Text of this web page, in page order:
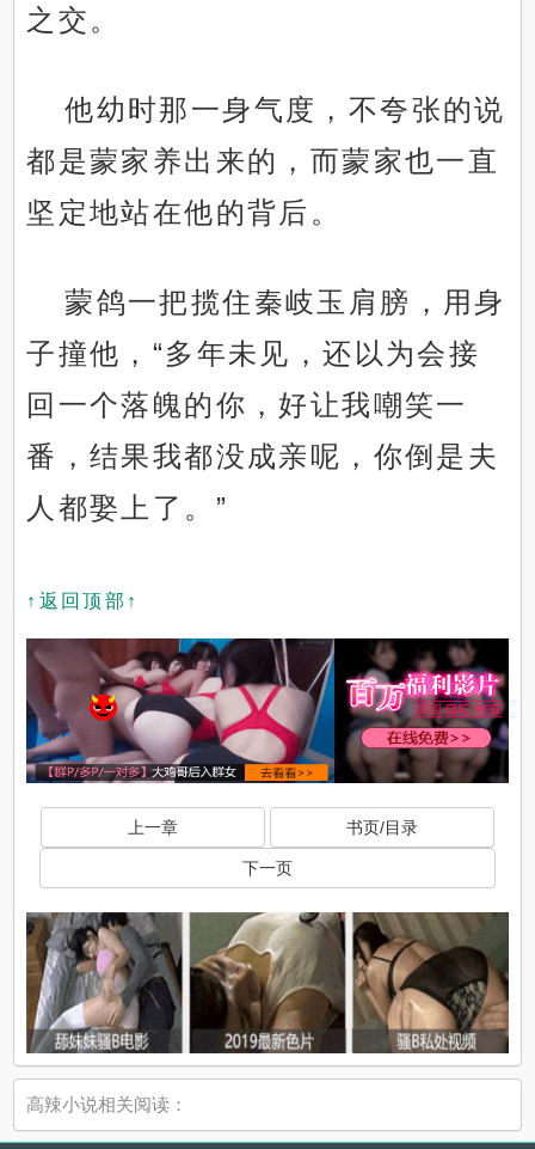
之交。
他幼时那一身气度，不夸张的说
都是蒙家养出来的，而蒙家也一直
坚定地站在他的背后。
蒙鸽一把揽住秦岐玉肩膀，用身
子撞他，“多年未见，还以为会接
回一个落魄的你，好让我嘲笑一
番，结果我都没成亲呢，你倒是夫
人都娶上了。”
↑返回顶部↑
x
上一章 书页/目录
下一页
x
高辣小说相关阅读：